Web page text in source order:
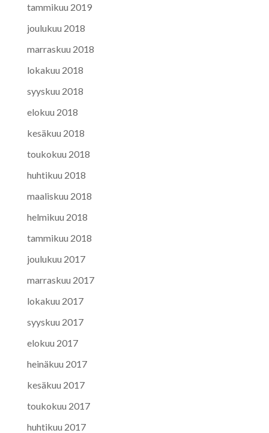
tammikuu 2019
joulukuu 2018
marraskuu 2018
lokakuu 2018
syyskuu 2018
elokuu 2018
kesäkuu 2018
toukokuu 2018
huhtikuu 2018
maaliskuu 2018
helmikuu 2018
tammikuu 2018
joulukuu 2017
marraskuu 2017
lokakuu 2017
syyskuu 2017
elokuu 2017
heinäkuu 2017
kesäkuu 2017
toukokuu 2017
huhtikuu 2017